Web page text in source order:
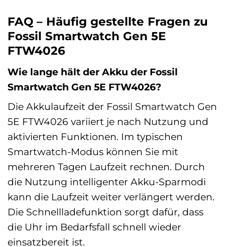
FAQ – Häufig gestellte Fragen zu
Fossil Smartwatch Gen 5E
FTW4026
Wie lange hält der Akku der Fossil
Smartwatch Gen 5E FTW4026?
Die Akkulaufzeit der Fossil Smartwatch Gen
5E FTW4026 variiert je nach Nutzung und
aktivierten Funktionen. Im typischen
Smartwatch-Modus können Sie mit
mehreren Tagen Laufzeit rechnen. Durch
die Nutzung intelligenter Akku-Sparmodi
kann die Laufzeit weiter verlängert werden.
Die Schnellladefunktion sorgt dafür, dass
die Uhr im Bedarfsfall schnell wieder
einsatzbereit ist.